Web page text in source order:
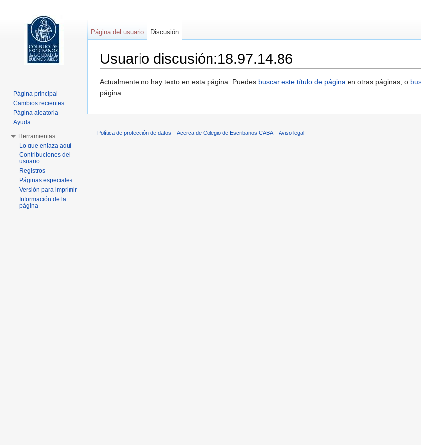
Usuario discusión:18.97.14.86
Actualmente no hay texto en esta página. Puedes buscar este título de página en otras páginas, o
página.
Página del usuario Discusión
Página principal
Cambios recientes
Página aleatoria
Ayuda
Herramientas
Lo que enlaza aquí
Contribuciones del
usuario
Registros
Páginas especiales
Versión para imprimir
Información de la
página
Política de protección de datos Acerca de Colegio de Escribanos CABA Aviso legal